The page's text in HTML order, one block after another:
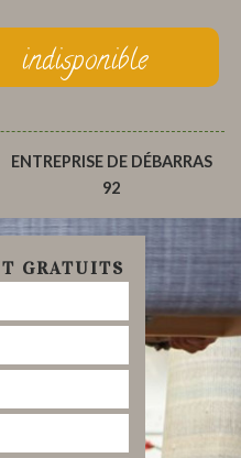
indisponible
ENTREPRISE DE DÉBARRAS
92
GRATUITS